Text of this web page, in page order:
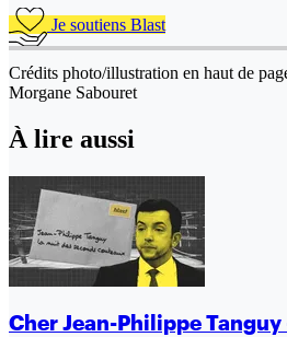
Je soutiens Blast
Crédits photo/illustration en haut de
Morgane Sabouret
À lire aussi
Cher Jean-Philippe